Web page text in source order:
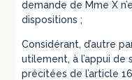
demande de Mme X
dispositions ;
Considérant, d’autre
utilement, à l’appui de
précitées de l’article